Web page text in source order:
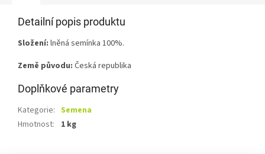
Detailní popis produktu
Složení: lněná semínka 100%.
Země původu: Česká republika
Doplňkové parametry
Kategorie: Semena
Hmotnost: 1 kg